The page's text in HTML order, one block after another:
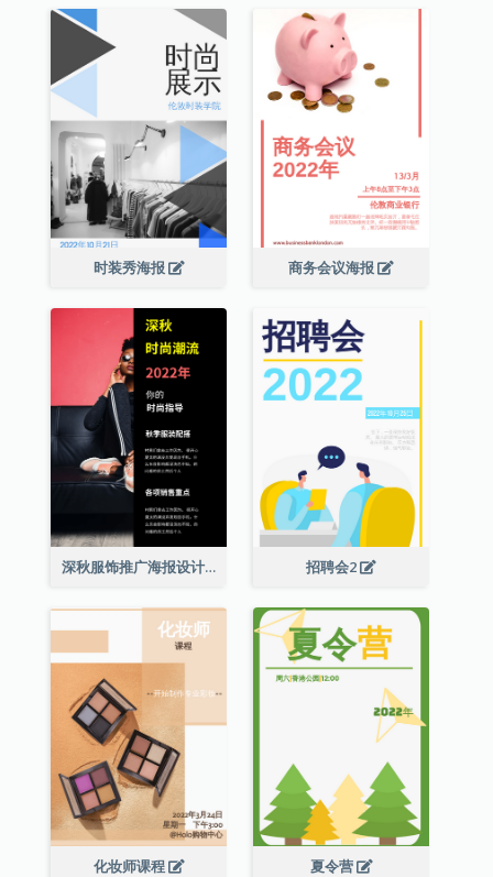
时装秀海报 商务会议海报
深秋服饰推广海报设计 招聘会2
化妆师课程 夏令营